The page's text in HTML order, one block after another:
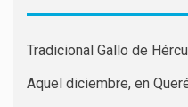
Tradicional Gallo de
Aquel diciembre, en